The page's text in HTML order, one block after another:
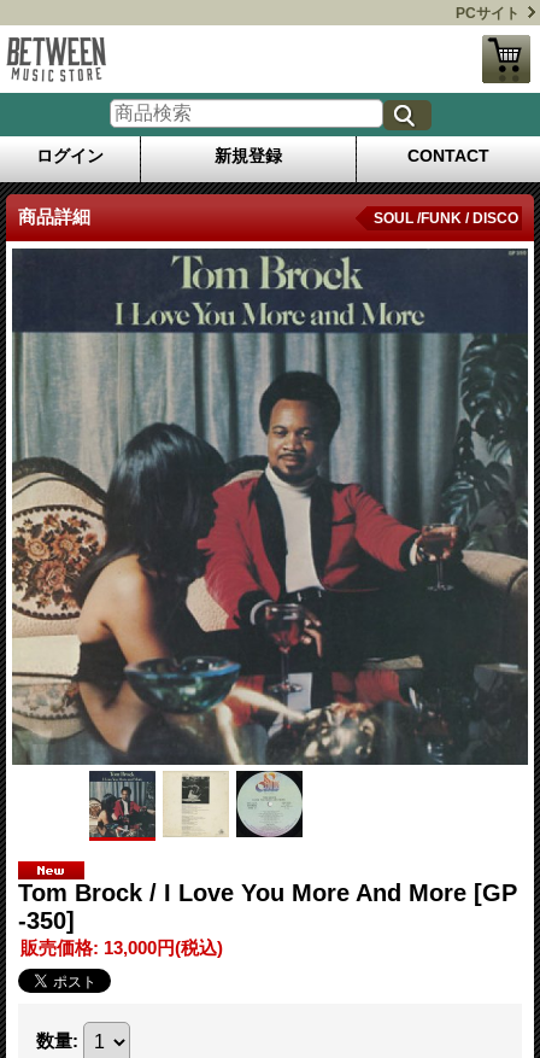
PCサイト
ログイン 新規登録 CONTACT
商品詳細 SOUL /FUNK / DISCO
Tom Brock / I Love You More And More [GP
-350]
販売価格: 13,000円(税込)
数量: